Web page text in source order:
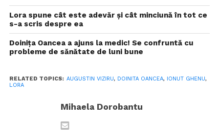
Lora spune cât este adevăr și cât minciună în tot ce
s-a scris despre ea
Doinița Oancea a ajuns la medic! Se confruntă cu
probleme de sănătate de luni bune
RELATED TOPICS: AUGUSTIN VIZIRU, DOINITA OANCEA, IONUT GHENU,
LORA
Mihaela Dorobantu